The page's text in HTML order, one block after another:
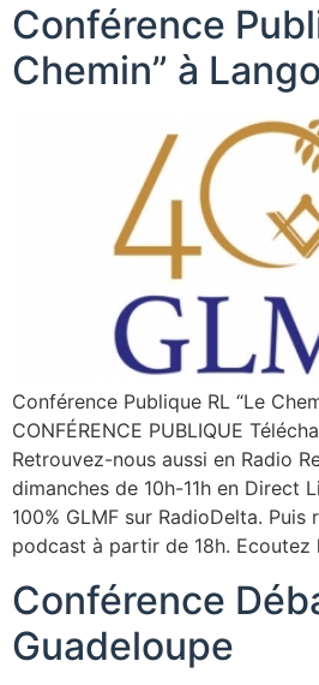
Conférence
Chemin” à
Conférence Publique RL “Le
CONFÉRENCE PUBLIQUE
Retrouvez-nous aussi en Radio
dimanches de 10h-11h en Direct
100% GLMF sur RadioDelta.
podcast à partir de 18h. Ecoutez
Conférence
Guadeloupe